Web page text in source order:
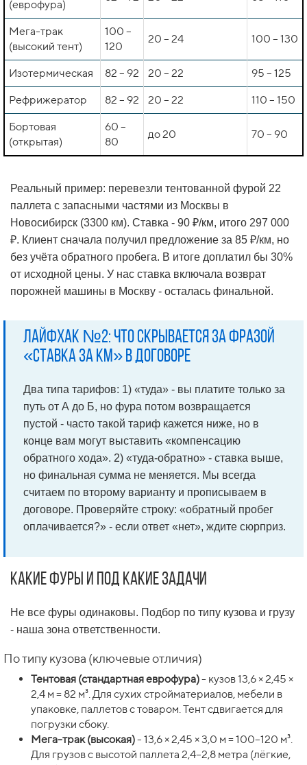
(еврофура)
Мега-трак
(высокий тент)
100 –
120
20 – 24 100 – 130
Изотермическая 82 – 92 20 – 22 95 – 125
Рефрижератор 82 – 92 20 – 22 110 – 150
Бортовая
(открытая)
60 –
80
до 20 70 – 90
Реальный пример: перевезли тентованной фурой 22
паллета с запасными частями из Москвы в
Новосибирск (3300 км). Ставка - 90 ₽/км, итого 297 000
₽. Клиент сначала получил предложение за 85 ₽/км, но
без учёта обратного пробега. В итоге доплатил бы 30%
от исходной цены. У нас ставка включала возврат
порожней машины в Москву - осталась финальной.
Лайфхак №2: что скрывается за фразой
«ставка за км» в договоре
Два типа тарифов: 1) «туда» - вы платите только за
путь от А до Б, но фура потом возвращается
пустой - часто такой тариф кажется ниже, но в
конце вам могут выставить «компенсацию
обратного хода». 2) «туда-обратно» - ставка выше,
но финальная сумма не меняется. Мы всегда
считаем по второму варианту и прописываем в
договоре. Проверяйте строку: «обратный пробег
оплачивается?» - если ответ «нет», ждите сюрприз.
Какие фуры и под какие задачи
Не все фуры одинаковы. Подбор по типу кузова и грузу
- наша зона ответственности.
По типу кузова (ключевые отличия)
Тентовая (стандартная еврофура)- кузов 13,6 × 2,45 ×
2,4 м = 82 м³. Для сухих стройматериалов, мебели в
упаковке, паллетов с товаром. Тент сдвигается для
погрузки сбоку.
Мега-трак (высокая)- 13,6 × 2,45 × 3,0 м = 100–120 м³.
Для грузов с высотой паллета 2,4–2,8 метра (лёгкие,